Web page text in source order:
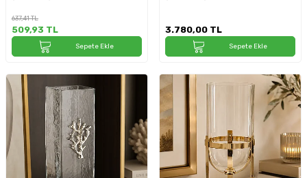
637,41TL
509,93 TL
Sepete Ekle
3.780,00 TL
Sepete Ekle